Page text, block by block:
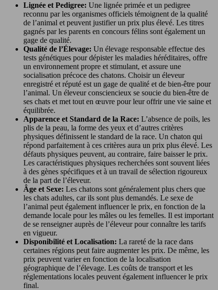
Lignée et Pedigree: Une lignée primée et un pedigree
reconnu par les organismes officiels témoignent de la qualité
de l’animal et peuvent justifier un prix plus élevé. Les titres
gagnés par les parents en concours félins sont également un
gage de qualité.
Qualité de l’Élevage: Un élevage responsable effectue des
tests génétiques pour dépister les maladies héréditaires, offre
un environnement propre et stimulant, et assure une
socialisation précoce des chatons. Choisir un éleveur
enregistré et réputé est un gage de qualité et de bien-être pour
l’animal. Un éleveur consciencieux se soucie du bien-être de
ses chats et met tout en œuvre pour leur offrir une vie saine et
équilibrée.
Apparence et Standard de la Race: L’absence de poils, les
plis de la peau, la forme des yeux et d’autres critères
physiques définissent le standard de la race. Un chaton qui
répond parfaitement à ces critères aura un prix plus élevé. Les
défauts physiques peuvent, au contraire, faire baisser le prix.
Les caractéristiques physiques recherchées sont souvent liées
à des gènes spécifiques et à un travail de sélection rigoureux
de la part de l’éleveur.
Âge et Sexe: Les chatons sont généralement plus chers que
les chats adultes, car ils sont plus demandés. Le sexe de
l’animal peut également influencer le prix, en fonction de la
demande locale pour les mâles ou les femelles. Il est important
de se renseigner auprès de l’éleveur pour connaître les tarifs
en vigueur.
Disponibilité et Localisation: La rareté de la race dans
certaines régions peut faire augmenter les prix. De même, les
prix peuvent varier en fonction de la localisation
géographique de l’élevage. Les coûts de transport et les
réglementations locales peuvent également influencer le prix
final.